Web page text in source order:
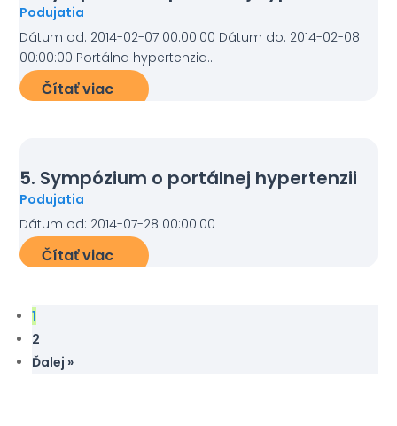
Podujatia
Dátum od: 2014-02-07 00:00:00 Dátum do: 2014-02-08
00:00:00 Portálna hypertenzia...
Čítať viac
5. Sympózium o portálnej hypertenzii
Podujatia
Dátum od: 2014-07-28 00:00:00
Čítať viac
1
2
Ďalej »